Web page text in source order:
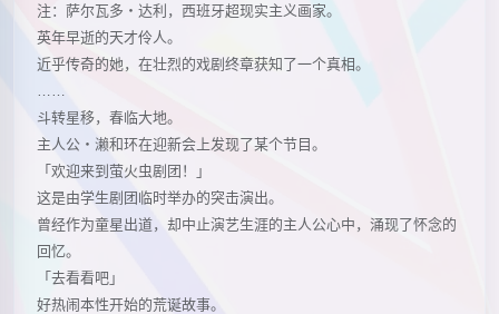
注：萨尔瓦多・达利，西班牙超现实主义画家。
英年早逝的天才伶人。
近乎传奇的她，在壮烈的戏剧终章获知了一个真相。
……
斗转星移，春临大地。
主人公・濑和环在迎新会上发现了某个节目。
「欢迎来到萤火虫剧团！」
这是由学生剧团临时举办的突击演出。
曾经作为童星出道，却中止演艺生涯的主人公心中，涌现了怀念的
回忆。
「去看看吧」
好热闹本性开始的荒诞故事。